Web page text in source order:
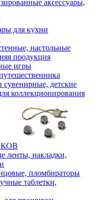
аксессуары,
для кухни
настольные
продукция
игры
детские
коллекционирования
ленты, накладки,
пломбираторы
таблетки,